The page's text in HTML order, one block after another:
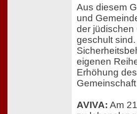
Aus diesem
und
der jüdischen
geschult
eigenen
Erhöhung
AVIVA: Am